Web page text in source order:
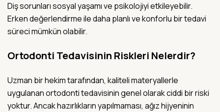
Diş sorunları sosyal yaşamı ve psikolojiyi etkileyebilir.
Erken değerlendirme ile daha planlı ve konforlu bir tedavi
süreci mümkün olabilir.
Ortodonti Tedavisinin Riskleri Nelerdir?
Uzman bir hekim tarafından, kaliteli materyallerle
uygulanan ortodonti tedavisinin genel olarak ciddi bir riski
yoktur. Ancak hazırlıkların yapılmaması, ağız hijyeninin